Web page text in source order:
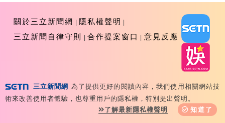
關於三立新聞網
隱私權聲明
三立新聞自律守則
合作提案窗口 意見反應
Copyright ©2026 Sanlih E-Television All Rights
Reserved 版權所有 盜用必究 台北市內湖區舊宗路一段159
號 02-8792-8888
三立新聞網 為了提供更好的閱讀內容，我們使用相關網站技
術來改善使用者體驗，也尊重用戶的隱私權，特別提出聲明。
了解最新隱私權聲明
知道了